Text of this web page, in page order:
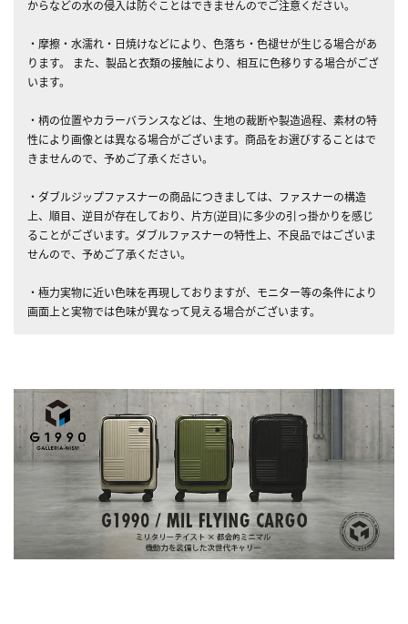
からなどの水の侵入は防ぐことはできませんのでご注意ください。
・摩擦・水濡れ・日焼けなどにより、色落ち・色褪せが生じる場合があ
ります。 また、製品と衣類の接触により、相互に色移りする場合がござ
います。
・柄の位置やカラーバランスなどは、生地の裁断や製造過程、素材の特
性により画像とは異なる場合がございます。商品をお選びすることはで
きませんので、予めご了承ください。
・ダブルジップファスナーの商品につきましては、ファスナーの構造
上、順目、逆目が存在しており、片方(逆目)に多少の引っ掛かりを感じ
ることがございます。ダブルファスナーの特性上、不良品ではございま
せんので、予めご了承ください。
・極力実物に近い色味を再現しておりますが、モニター等の条件により
画面上と実物では色味が異なって見える場合がございます。